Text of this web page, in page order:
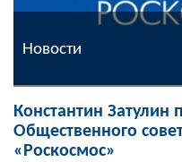
Новости
Константин Затулин
Общественного
«Роскосмос»